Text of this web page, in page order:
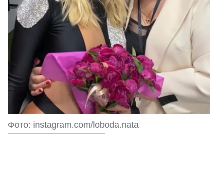
Фото: instagram.com/loboda.nata